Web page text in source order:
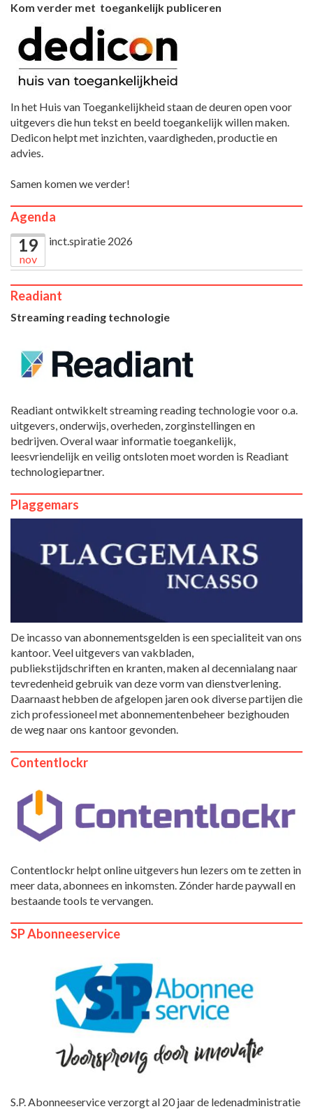
Kom verder met toegankelijk publiceren
In het Huis van Toegankelijkheid staan de deuren open voor
uitgevers die hun tekst en beeld toegankelijk willen maken.
Dedicon helpt met inzichten, vaardigheden, productie en
advies.
Samen komen we verder!
Agenda
19
nov
inct.spiratie 2026
Readiant
Streaming reading technologie
Readiant ontwikkelt streaming reading technologie voor o.a.
uitgevers, onderwijs, overheden, zorginstellingen en
bedrijven. Overal waar informatie toegankelijk,
leesvriendelijk en veilig ontsloten moet worden is Readiant
technologiepartner.
Plaggemars
De incasso van abonnementsgelden is een specialiteit van ons
kantoor. Veel uitgevers van vakbladen,
publiekstijdschriften en kranten, maken al decennialang naar
tevredenheid gebruik van deze vorm van dienstverlening.
Daarnaast hebben de afgelopen jaren ook diverse partijen die
zich professioneel met abonnementenbeheer bezighouden
de weg naar ons kantoor gevonden.
Contentlockr
Contentlockr helpt online uitgevers hun lezers om te zetten in
meer data, abonnees en inkomsten. Zónder harde paywall en
bestaande tools te vervangen.
SP Abonneeservice
S.P. Abonneeservice verzorgt al 20 jaar de ledenadministratie